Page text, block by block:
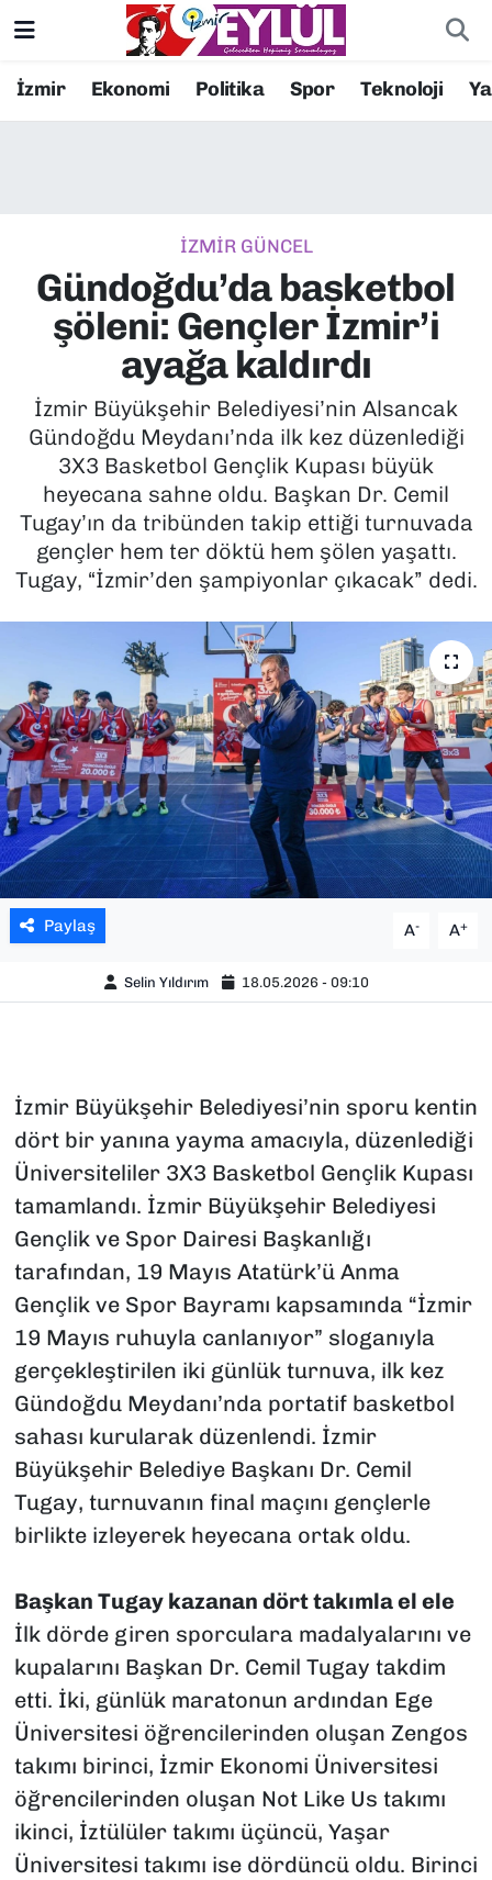
İzmir Ekonomi Politika Spor Teknoloji
İZMİR GÜNCEL
Gündoğdu’da basketbol
şöleni: Gençler İzmir’i
ayağa kaldırdı
İzmir Büyükşehir Belediyesi’nin Alsancak
Gündoğdu Meydanı’nda ilk kez düzenlediği
3X3 Basketbol Gençlik Kupası büyük
heyecana sahne oldu. Başkan Dr. Cemil
Tugay’ın da tribünden takip ettiği turnuvada
gençler hem ter döktü hem şölen yaşattı.
Tugay, “İzmir’den şampiyonlar çıkacak” dedi.
Paylaş A- A+
Selin Yıldırım 18.05.2026 - 09:10
İzmir Büyükşehir Belediyesi’nin sporu kentin
dört bir yanına yayma amacıyla, düzenlediği
Üniversiteliler 3X3 Basketbol Gençlik Kupası
tamamlandı. İzmir Büyükşehir Belediyesi
Gençlik ve Spor Dairesi Başkanlığı
tarafından, 19 Mayıs Atatürk’ü Anma
Gençlik ve Spor Bayramı kapsamında “İzmir
19 Mayıs ruhuyla canlanıyor” sloganıyla
gerçekleştirilen iki günlük turnuva, ilk kez
Gündoğdu Meydanı’nda portatif basketbol
sahası kurularak düzenlendi. İzmir
Büyükşehir Belediye Başkanı Dr. Cemil
Tugay, turnuvanın final maçını gençlerle
birlikte izleyerek heyecana ortak oldu.
Başkan Tugay kazanan dört takımla el ele
İlk dörde giren sporculara madalyalarını ve
kupalarını Başkan Dr. Cemil Tugay takdim
etti. İki, günlük maratonun ardından Ege
Üniversitesi öğrencilerinden oluşan Zengos
takımı birinci, İzmir Ekonomi Üniversitesi
öğrencilerinden oluşan Not Like Us takımı
ikinci, İztülüler takımı üçüncü, Yaşar
Üniversitesi takımı ise dördüncü oldu. Birinci
Resmi İlanlar
EKONOMİ
KÜLTÜR SANAT
MAGAZİN
POLİTİKA
SAĞLIK
SPOR
TEKNOLOJİ
YAŞAM
YEREL YÖNETİMLER
Konak Nöbetçi Eczaneler
Süper Lig Puan Durumu ve Fikstür
Tüm Manşetler
Son Dakika Haberleri
Haber Arşivi